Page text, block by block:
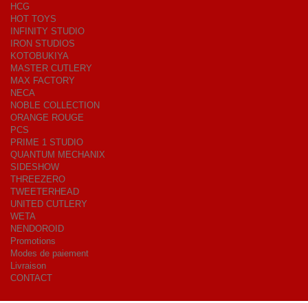
HCG
HOT TOYS
INFINITY STUDIO
IRON STUDIOS
KOTOBUKIYA
MASTER CUTLERY
MAX FACTORY
NECA
NOBLE COLLECTION
ORANGE ROUGE
PCS
PRIME 1 STUDIO
QUANTUM MECHANIX
SIDESHOW
THREEZERO
TWEETERHEAD
UNITED CUTLERY
WETA
NENDOROID
Promotions
Modes de paiement
Livraison
CONTACT